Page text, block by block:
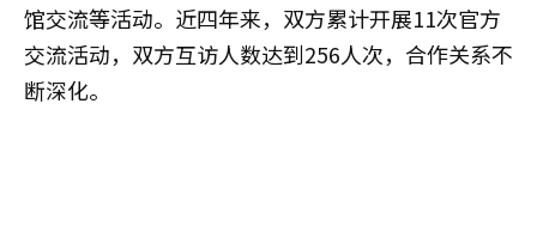
馆交流等活动。近四年来，双方累计开展11次官方
交流活动，双方互访人数达到256人次，合作关系不
断深化。